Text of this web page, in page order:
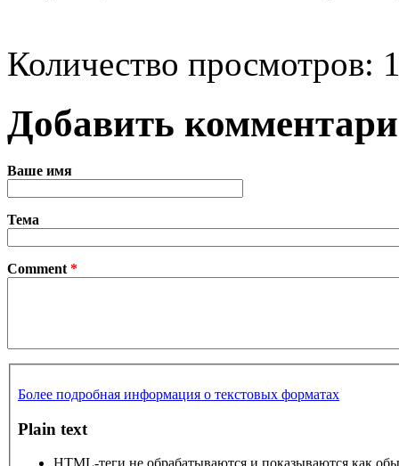
Количество просмотров:
Добавить
Ваше имя
Тема
Comment *
Более подробная информация о текстовых форматах
Plain text